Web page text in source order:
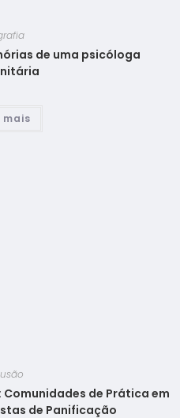
de uma psicóloga
mais
de Prática em
de Panificação